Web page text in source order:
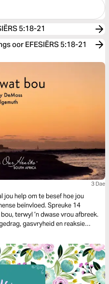
5:18-21
oor EFESIËRS 5:18-21
3 Dae
jou help om te besef hoe jou
beïnvloed. Spreuke 14
terwyl ’n dwase vrou afbreek.
gasvryheid en reaksie
’n belegging vir die toekoms te
diens en ywer nie onderdrukking